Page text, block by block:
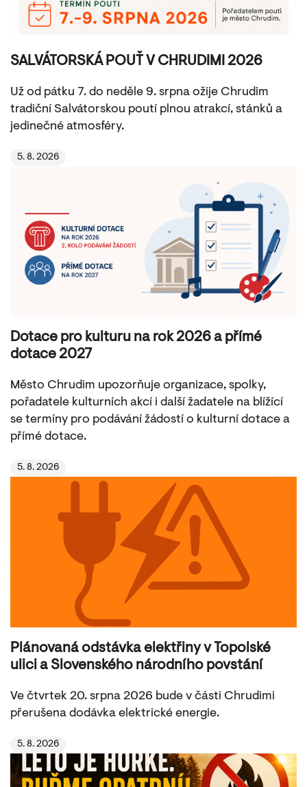
SALVÁTORSKÁ POUŤ V CHRUDIMI 2026
Už od pátku 7. do neděle 9. srpna ožije Chrudim
tradiční Salvátorskou poutí plnou atrakcí, stánků a
jedinečné atmosféry.
5. 8. 2026
Dotace pro kulturu na rok 2026 a přímé
dotace 2027
Město Chrudim upozorňuje organizace, spolky,
pořadatele kulturních akcí i další žadatele na blížící
se termíny pro podávání žádostí o kulturní dotace a
přímé dotace.
5. 8. 2026
Plánovaná odstávka elektřiny v Topolské
ulici a Slovenského národního povstání
Ve čtvrtek 20. srpna 2026 bude v části Chrudimi
přerušena dodávka elektrické energie.
5. 8. 2026